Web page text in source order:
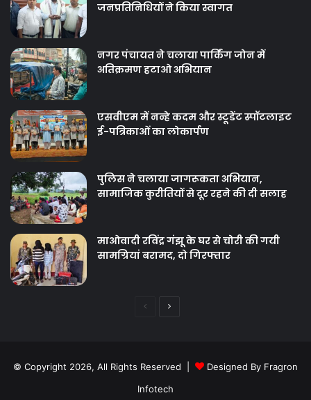
जनप्रतिनिधियों ने किया स्वागत
नगर पंचायत ने चलाया पार्किंग जोन में
अतिक्रमण हटाओ अभियान
एसवीएम में नन्हे कदम और स्टूडेंट स्पॉटलाइट
ई-पत्रिकाओं का लोकार्पण
पुलिस ने चलाया जागरूकता अभियान,
सामाजिक कुरीतियों से दूर रहने की दी सलाह
माओवादी रविंद्र गंझू के घर से चोरी की गयी
सामग्रियां बरामद, दो गिरफ्तार
PreviousNext
© Copyright 2026, All Rights Reserved |
Designed By Fragron
Infotech